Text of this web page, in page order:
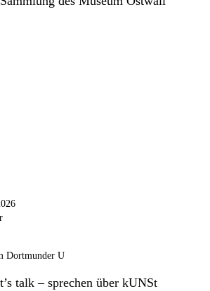
Dortmunder U
talk – sprechen über kUNSt